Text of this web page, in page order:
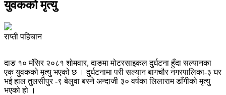
युवकको मृत्यु
राप्ती पहिचान
दाङ १० मंसिर २०८१ शोमवार, दाङमा मोटरसाइकल दुर्घटना हुँदा सल्यानका
एक युवकको मृत्यु भएको छ । दुर्घटनामा परी सल्यान बागचौर नगरपालिका-३ घर
भई हाल तुलसीपुर -९ बेलुवा बस्ने अन्दाजी ३० वर्षका लिलाराम डाँगीको मृत्यु
भएको हो ।